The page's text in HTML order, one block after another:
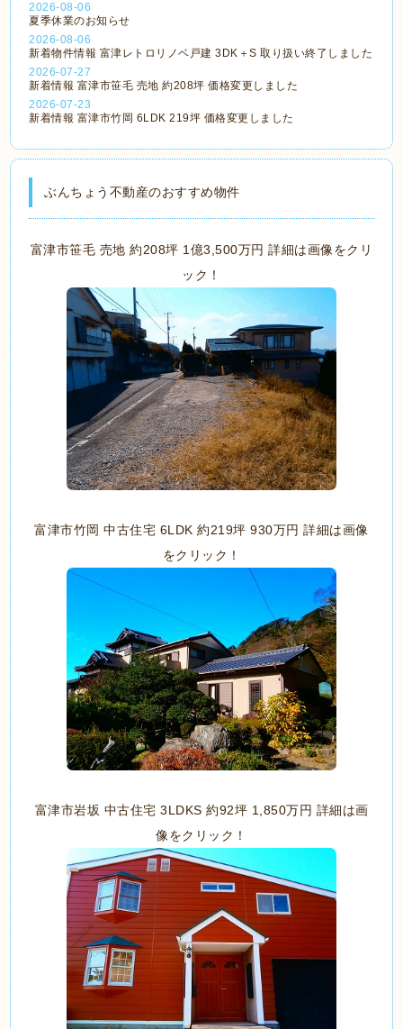
2026-08-06
夏季休業のお知らせ
2026-08-06
新着物件情報 富津レトロリノベ戸建 3DK＋S 取り扱い終了しました
2026-07-27
新着情報 富津市笹毛 売地 約208坪 価格変更しました
2026-07-23
新着情報 富津市竹岡 6LDK 219坪 価格変更しました
ぶんちょう不動産のおすすめ物件
富津市笹毛 売地 約208坪 1億3,500万円 詳細は画像をクリ
ック！
富津市竹岡 中古住宅 6LDK 約219坪 930万円 詳細は画像
をクリック！
富津市岩坂 中古住宅 3LDKS 約92坪 1,850万円 詳細は画
像をクリック！